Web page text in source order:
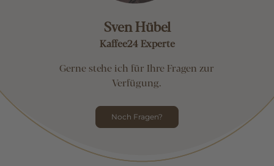
Sven Hübel
Kaffee24 Experte
Gerne stehe ich für Ihre Fragen zur
Verfügung.
Noch Fragen?